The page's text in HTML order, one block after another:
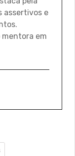
assertivos e
em